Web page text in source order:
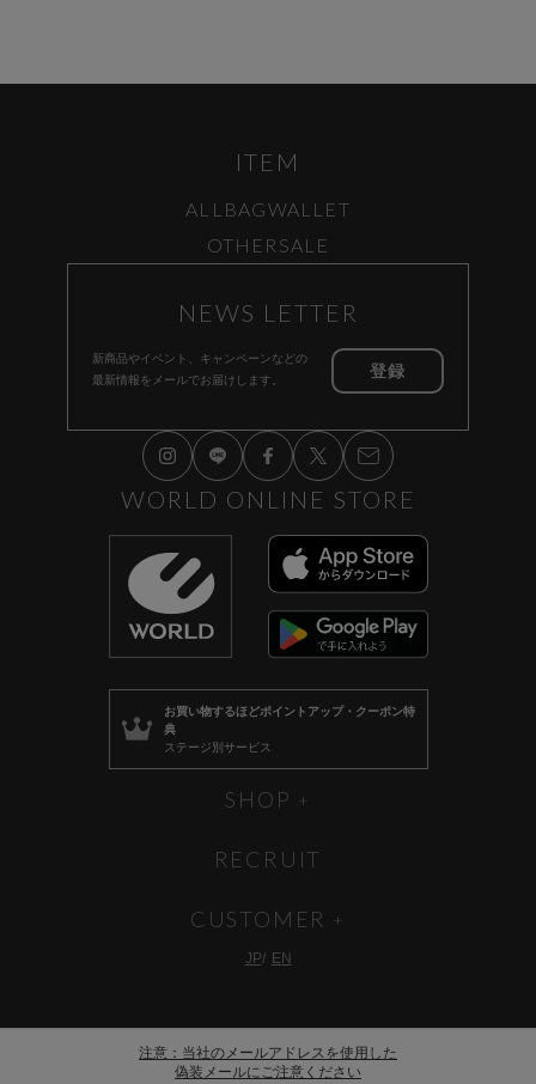
ITEM
ALL BAGWALLET
OTHER SALE
NEWS LETTER
新商品やイベント、キャンペーンなどの
最新情報をメールでお届けします。
登録
WORLD ONLINE STORE
お買い物するほどポイントアップ・クーポン特
典
ステージ別サービス
SHOP
RECRUIT
CUSTOMER
JP EN
注意：当社のメールアドレスを使用した
偽装メールにご注意ください